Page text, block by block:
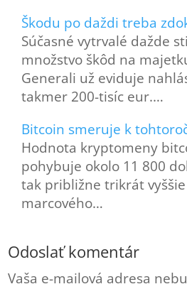
Škodu po daždi treba
Súčasné vytrvalé dažde
množstvo škôd na
Generali už eviduje
takmer 200-tisíc eur.…
Bitcoin smeruje k
Hodnota kryptomeny
pohybuje okolo 11 800
tak približne trikrát
marcového…
Odoslať komentár
Vaša e-mailová adresa